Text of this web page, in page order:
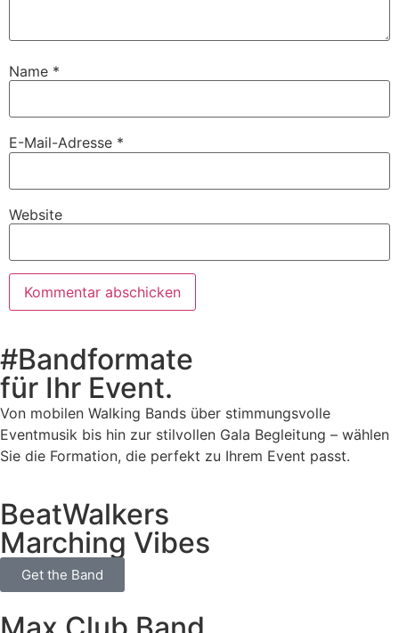
Name *
E-Mail-Adresse *
Website
#Bandformate
für Ihr Event.
Von mobilen Walking Bands über stimmungsvolle
Eventmusik bis hin zur stilvollen Gala Begleitung – wählen
Sie die Formation, die perfekt zu Ihrem Event passt.
BeatWalkers
Marching Vibes
Get the Band